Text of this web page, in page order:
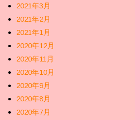
2021年3月
2021年2月
2021年1月
2020年12月
2020年11月
2020年10月
2020年9月
2020年8月
2020年7月